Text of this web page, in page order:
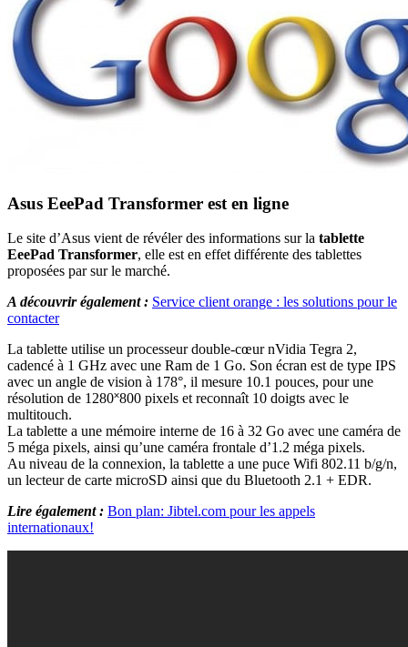
Asus EeePad Transformer est en ligne
Le site d’Asus vient de révéler des informations sur la tablette
EeePad Transformer, elle est en effet différente des tablettes
proposées par sur le marché.
A découvrir également : Service client orange : les solutions pour le
contacter
La tablette utilise un processeur double-cœur nVidia Tegra 2,
cadencé à 1 GHz avec une Ram de 1 Go. Son écran est de type IPS
avec un angle de vision à 178°, il mesure 10.1 pouces, pour une
résolution de 1280˟800 pixels et reconnaît 10 doigts avec le
multitouch.
La tablette a une mémoire interne de 16 à 32 Go avec une caméra de
5 méga pixels, ainsi qu’une caméra frontale d’1.2 méga pixels.
Au niveau de la connexion, la tablette a une puce Wifi 802.11 b/g/n,
un lecteur de carte microSD ainsi que du Bluetooth 2.1 + EDR.
Lire également : Bon plan: Jibtel.com pour les appels
internationaux!